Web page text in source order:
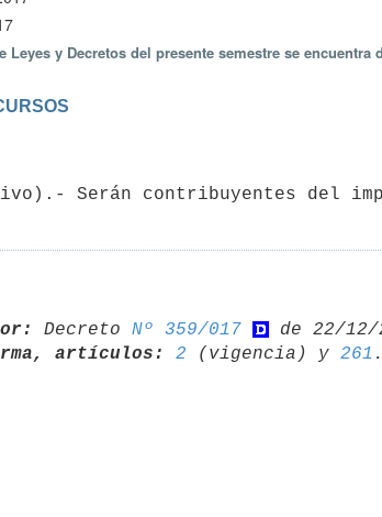
Leyes y Decretos del presente semestre se encuentra
Decreto Nº 359/017
artículos:
2 (vigencia) y 261